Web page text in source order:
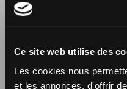
Ce site web utilise des
Les cookies nous
et les annonces, d'offrir